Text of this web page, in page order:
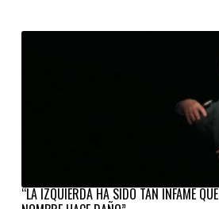
“LA IZQUIERDA HA SIDO TAN INFAME